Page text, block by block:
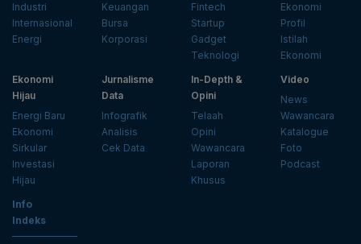
Industri
Internasional
Energi
Keuangan
Bursa
Korporasi
Fintech
Startup
Gadget
Teknologi
Ekonomi
Profil
Istilah
Ekonomi
Ekonomi
Hijau
Energi Baru
Ekonomi
Sirkular
Investasi
Hijau
Jurnalisme
Data
Infografik
Analisis
Cek Data
In-Depth &
Opini
Telaah
Opini
Wawancara
Laporan
Khusus
Video
News
Wawancara
Katalogue
Foto
Podcast
Info
Indeks